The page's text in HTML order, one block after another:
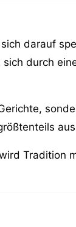
darauf
sich durch
Tradition